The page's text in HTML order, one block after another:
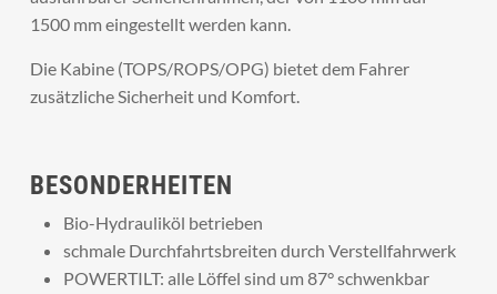
1500 mm eingestellt werden kann.
Die Kabine (TOPS/ROPS/OPG) bietet dem Fahrer
zusätzliche Sicherheit und Komfort.
BESONDERHEITEN
Bio-Hydrauliköl betrieben
schmale Durchfahrtsbreiten durch Verstellfahrwerk
POWERTILT: alle Löffel sind um 87° schwenkbar